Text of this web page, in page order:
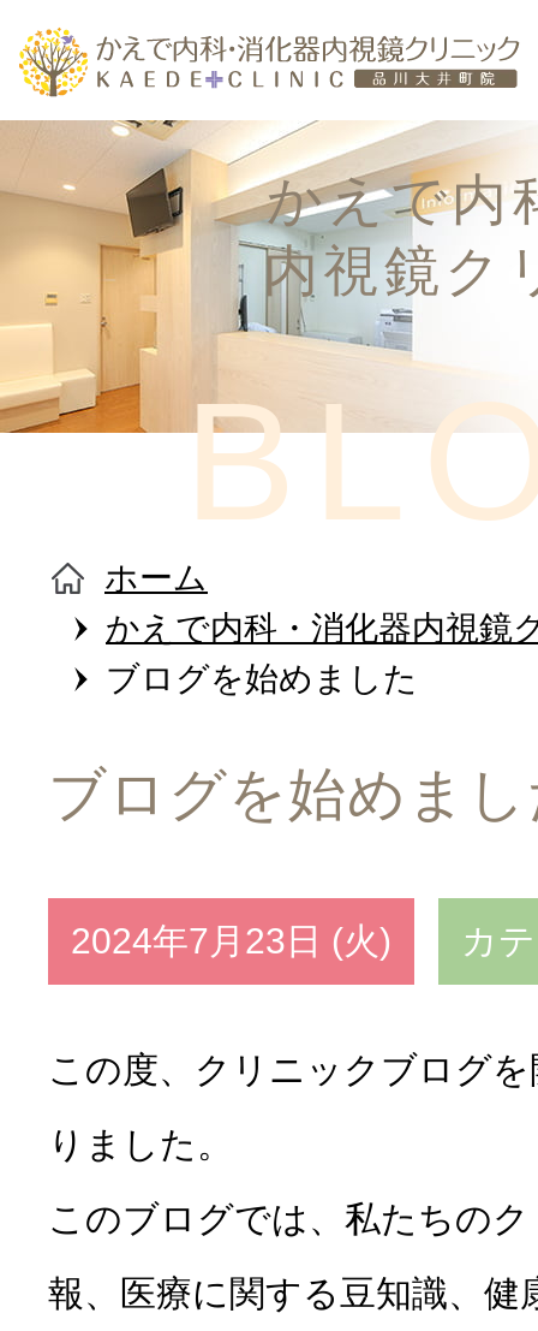
ホーム
医院のご紹
診療案内
肝臓内科
内視鏡検査・
胃カメラ
品川区胃が
胃痛
腹痛
消化器の病
お問い合わ
かえで内
内視鏡ク
ホーム
かえで内科・消化器内視鏡
ブログを始めました
ブログを始めま
2024年7月23日 (火) カ
この度、クリニックブログ
りました。
このブログでは、私たちの
報、医療に関する豆知識、健